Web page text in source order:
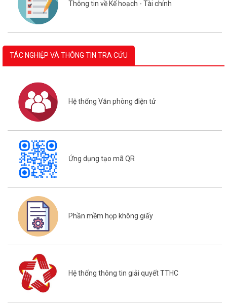
TÁC NGHIỆP VÀ THÔNG TIN TRA CỨU